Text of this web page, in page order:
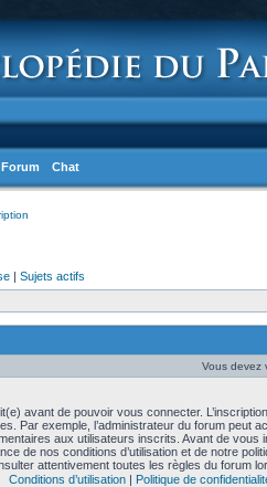
Forum Chat
| Sujets actifs
Vous devez
avant de pouvoir vous connecter.
Par exemple, l’administrateur du forum peut
aux utilisateurs inscrits. Avant de vous
de nos conditions d’utilisation et de notre
attentivement toutes les règles du forum
Conditions d’utilisation| Politique de